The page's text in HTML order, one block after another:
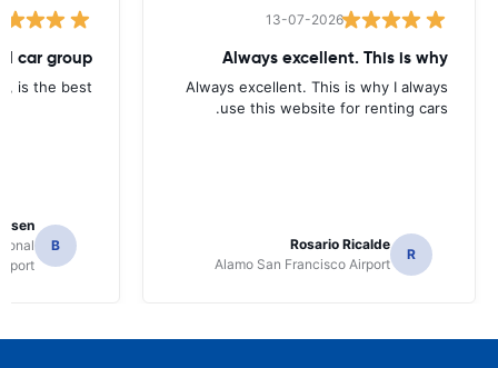
13-07-2026
Always excellent. This is why
Always excellent. This is why I always
use this website for renting cars.
R
Rosario Ricalde
Alamo San Francisco Airport
car group
is the best.
B